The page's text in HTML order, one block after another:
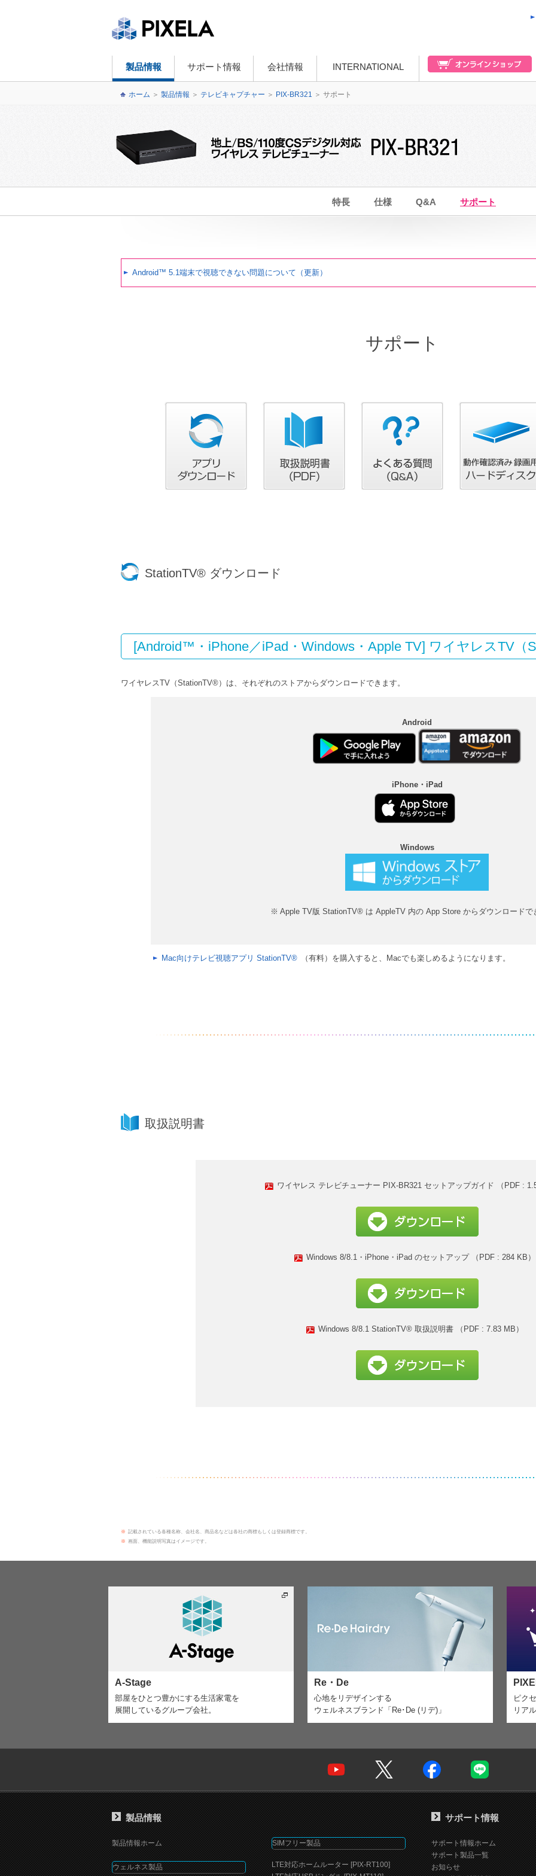
製品情報 サポート情報 会社情報 INTERNATIONAL
ホーム ＞ 製品情報 ＞ テレビキャプチャー ＞ PIX-BR321 ＞ サポート
特長 仕様 Q&A サポート
Android™ 5.1端末で視聴できない問題について（更新）
サポート
StationTV® ダウンロード
[Android™・iPhone／iPad・Windows・Apple TV] ワイヤレスTV（
ワイヤレスTV（StationTV®）は、それぞれのストアからダウンロードできます。
Android
iPhone・iPad
Windows
※ Apple TV版 StationTV® は AppleTV 内の App Store からダウンロードで
Mac向けテレビ視聴アプリ StationTV® （有料）を購入すると、Macでも楽しめるようになります。
取扱説明書
ワイヤレス テレビチューナー PIX-BR321 セットアップガイド （PDF :
Windows 8/8.1・iPhone・iPad のセットアップ （PDF : 284 KB）
Windows 8/8.1 StationTV® 取扱説明書 （PDF : 7.83 MB）
※ 記載されている各種名称、会社名、商品名などは各社の商標もしくは登録商標です。
※ 画面、機能説明写真はイメージです。
A-Stage
部屋をひとつ豊かにする生活家電を
展開しているグループ会社。
Re・De
心地をリデザインする
ウェルネスブランド「Re･De (リデ)」
ピク
リア
製品情報
製品情報ホーム
ウェルネス製品
SIMフリー製品
LTE対応ホームルーター [PIX-RT100]
サポート情報
サポート情報ホーム
サポート製品一覧
お知らせ